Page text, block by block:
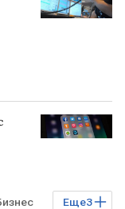
Еще3